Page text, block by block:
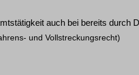
auch bei bereits durch
und Vollstreckungsrecht)